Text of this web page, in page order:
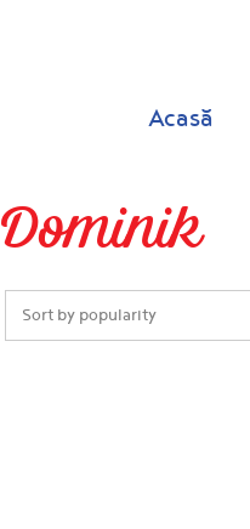
Acasă
Dominik
Sort by popularity